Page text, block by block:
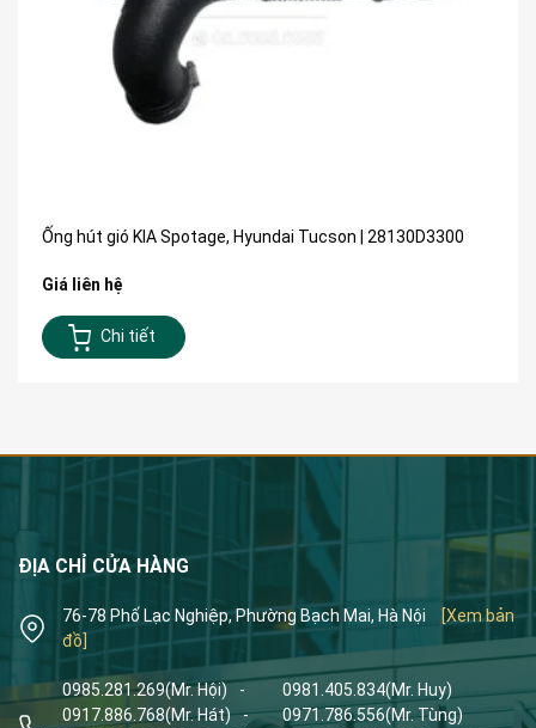
Ống hút gió KIA Spotage, Hyundai Tucson | 28130D3300
Giá liên hệ
Chi tiết
ĐỊA CHỈ CỬA HÀNG
76-78 Phố Lạc Nghiệp, Phường Bạch Mai, Hà Nội
[Xem bản
đồ]
0985.281.269(Mr. Hội) - 0981.405.834(Mr. Huy)
0917.886.768(Mr. Hát) - 0971.786.556(Mr. Tùng)